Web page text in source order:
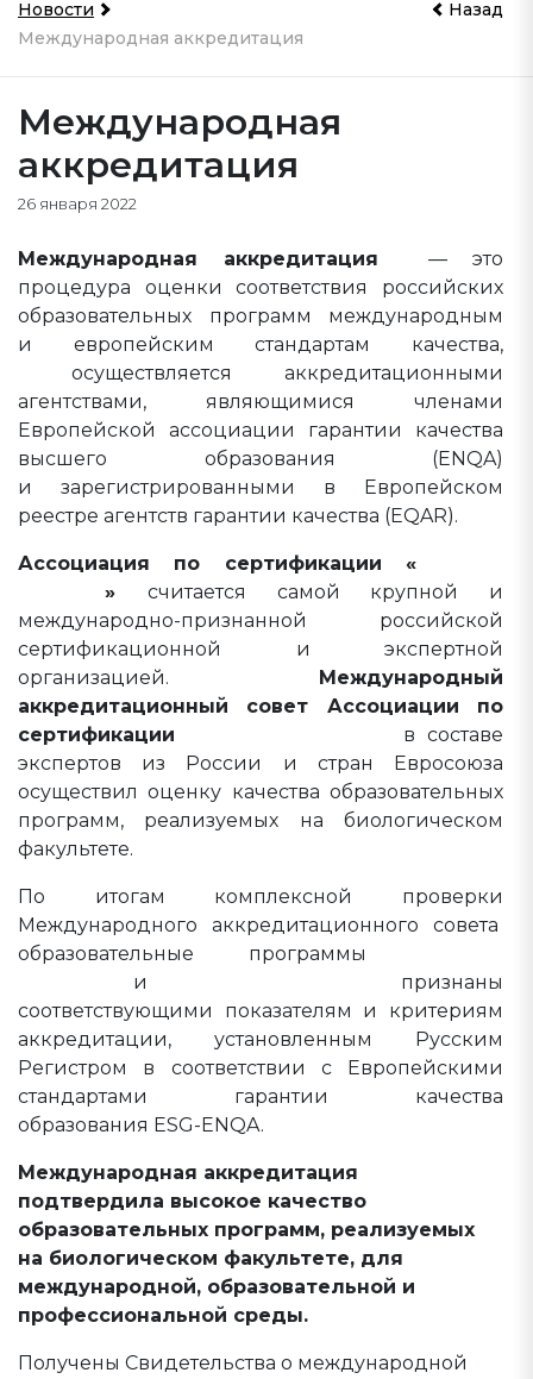
Новости
Международная аккредитация
Назад
Международная
аккредитация
26 января 2022
Международная аккредитация — это
процедура оценки соответствия российских
образовательных программ международным
и европейским стандартам качества,
осуществляется аккредитационными
агентствами, являющимися членами
Европейской ассоциации гарантии качества
высшего образования (ENQA)
и зарегистрированными в Европейском
реестре агентств гарантии качества (EQAR).
Ассоциация по сертификации «
» считается самой крупной и
международно-признанной российской
сертификационной и экспертной
организацией. Международный
аккредитационный совет Ассоциации по
сертификации
в составе
экспертов из России и стран Евросоюза
осуществил оценку качества образовательных
программ, реализуемых на биологическом
факультете.
По итогам комплексной проверки
Международного аккредитационного совета
образовательные программы
и
признаны
соответствующими показателям и критериям
аккредитации, установленным Русским
Регистром в соответствии с Европейскими
стандартами гарантии качества
образования ESG-ENQA.
Международная аккредитация
подтвердила высокое качество
образовательных программ, реализуемых
на биологическом факультете, для
международной, образовательной и
профессиональной среды.
Получены Свидетельства о международной